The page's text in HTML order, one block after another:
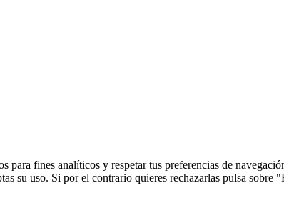
fines analíticos y respetar tus preferencias de
su uso. Si por el contrario quieres rechazarlas pulsa sobre